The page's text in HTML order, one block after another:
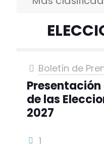
Boletín de
de las
2027
1